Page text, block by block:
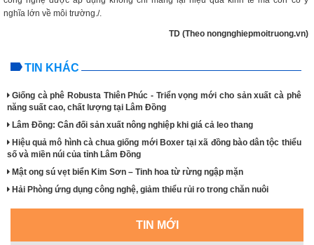
nghĩa lớn về môi trường./.
TD (Theo nongnghiepmoitruong.vn)
TIN KHÁC
Giống cà phê Robusta Thiên Phúc - Triển vọng mới cho sản xuất cà phê
năng suất cao, chất lượng tại Lâm Đồng
Lâm Đồng: Cân đối sản xuất nông nghiệp khi giá cả leo thang
Hiệu quả mô hình cà chua giống mới Boxer tại xã đồng bào dân tộc thiểu
số và miền núi của tỉnh Lâm Đồng
Mật ong sú vẹt biển Kim Sơn – Tinh hoa từ rừng ngập mặn
Hải Phòng ứng dụng công nghệ, giảm thiểu rủi ro trong chăn nuôi
TIN MỚI